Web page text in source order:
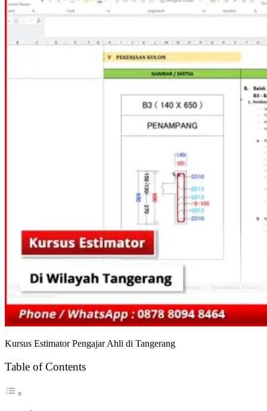
Kursus Estimator Pengajar Ahli di Tangerang
Table of Contents